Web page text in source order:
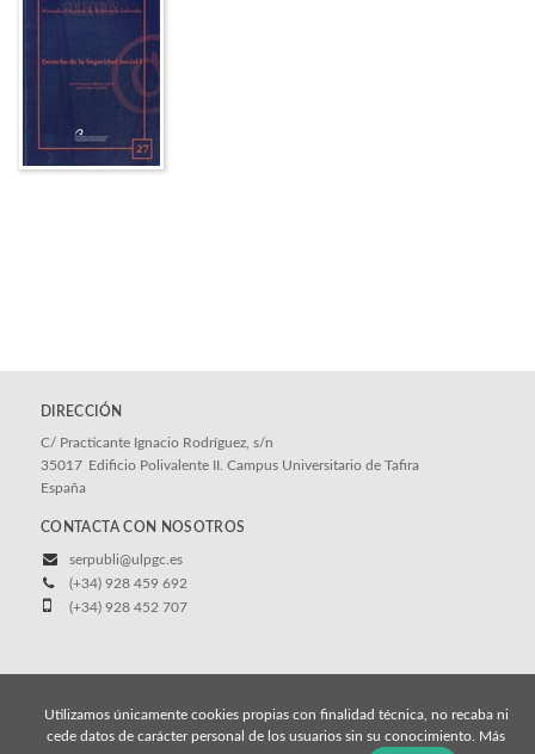
DIRECCIÓN
C/ Practicante Ignacio Rodríguez, s/n
35017 Edificio Polivalente II. Campus Universitario de Tafira
España
CONTACTA CON NOSOTROS
serpubli@ulpgc.es
(+34) 928 459 692
(+34) 928 452 707
© 2026, Universidad de Las Palmas de Gran Canaria
Aviso legal Política de cookies
Utilizamos únicamente cookies propias con finalidad técnica, no recaba ni
cede datos de carácter personal de los usuarios sin su conocimiento. Más